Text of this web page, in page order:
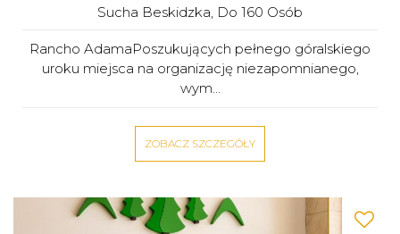
Sucha Beskidzka, Do 160 Osób
Rancho AdamaPoszukujących pełnego góralskiego
uroku miejsca na organizację niezapomnianego,
wym...
ZOBACZ SZCZEGÓŁY